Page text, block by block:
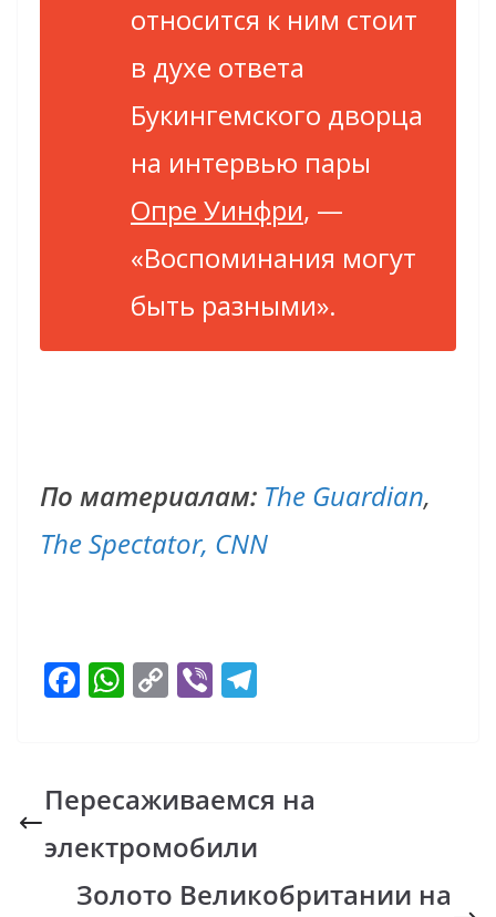
относится к ним стоит
в духе ответа
Букингемского дворца
на интервью пары
Опре Уинфри, —
«Воспоминания могут
быть разными».
По материалам: The Guardian,
The Spectator, CNN
F
b
o
o
k
W
s
A
p
p
C
y
Li
n
k
Vi
gr
a
Пересаживаемся на
электромобили
Золото Великобритании на